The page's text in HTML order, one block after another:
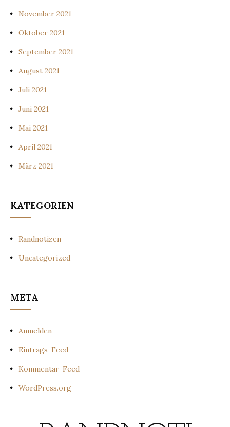
November 2021
Oktober 2021
September 2021
August 2021
Juli 2021
Juni 2021
Mai 2021
April 2021
März 2021
KATEGORIEN
Randnotizen
Uncategorized
META
Anmelden
Eintrags-Feed
Kommentar-Feed
WordPress.org